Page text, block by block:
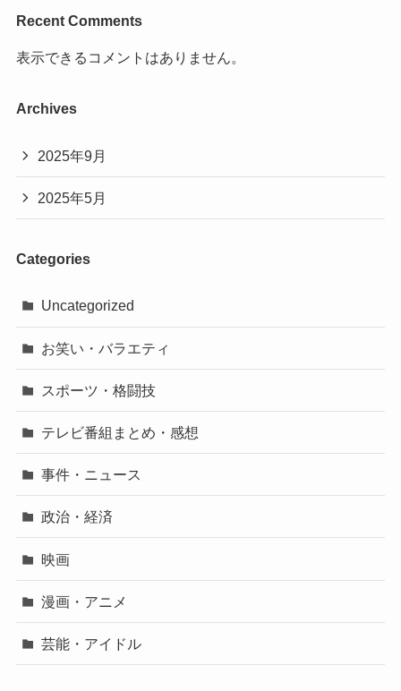
Recent Comments
表示できるコメントはありません。
Archives
2025年9月
2025年5月
Categories
Uncategorized
お笑い・バラエティ
スポーツ・格闘技
テレビ番組まとめ・感想
事件・ニュース
政治・経済
映画
漫画・アニメ
芸能・アイドル